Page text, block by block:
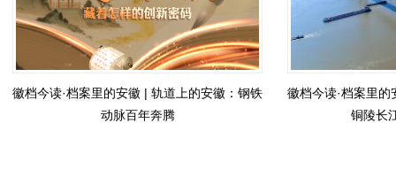
徽档今读·档案里的安徽 | 轨道上的安徽：钢铁
动脉百年奔腾
徽档今读·档案里
铜陵长